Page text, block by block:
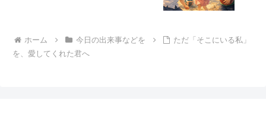
ホーム 今日の出来事などを
ただ「そこにいる私」
を、愛してくれた君へ